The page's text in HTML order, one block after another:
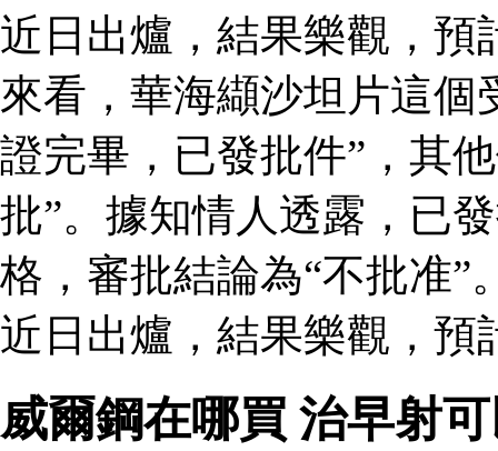
近日出爐，結果樂觀，預
來看，華海纈沙坦片這個
證完畢，已發批件”，其
批”。據知情人透露，已
格，審批結論為“不批准”
近日出爐，結果樂觀，預
威爾鋼在哪買 治早射